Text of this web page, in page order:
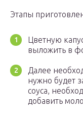
Этапы
Цветную
выложить в
Далее
нужно будет
соуса,
добавить